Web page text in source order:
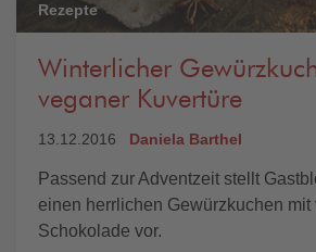
Rezepte
Winterlicher
veganer Kuvertüre
13.12.2016 Daniela Barthel
Passend zur Adventzeit stellt
einen herrlichen Gewürzkuchen mit
Schokolade vor.